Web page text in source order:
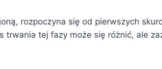
rozpoczyna się od pierwszych
trwania tej fazy może się różnić, ale